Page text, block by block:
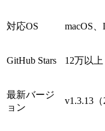
対応OS macOS
GitHub Stars 12万以上
最新バージ
ョン
v1.3.13